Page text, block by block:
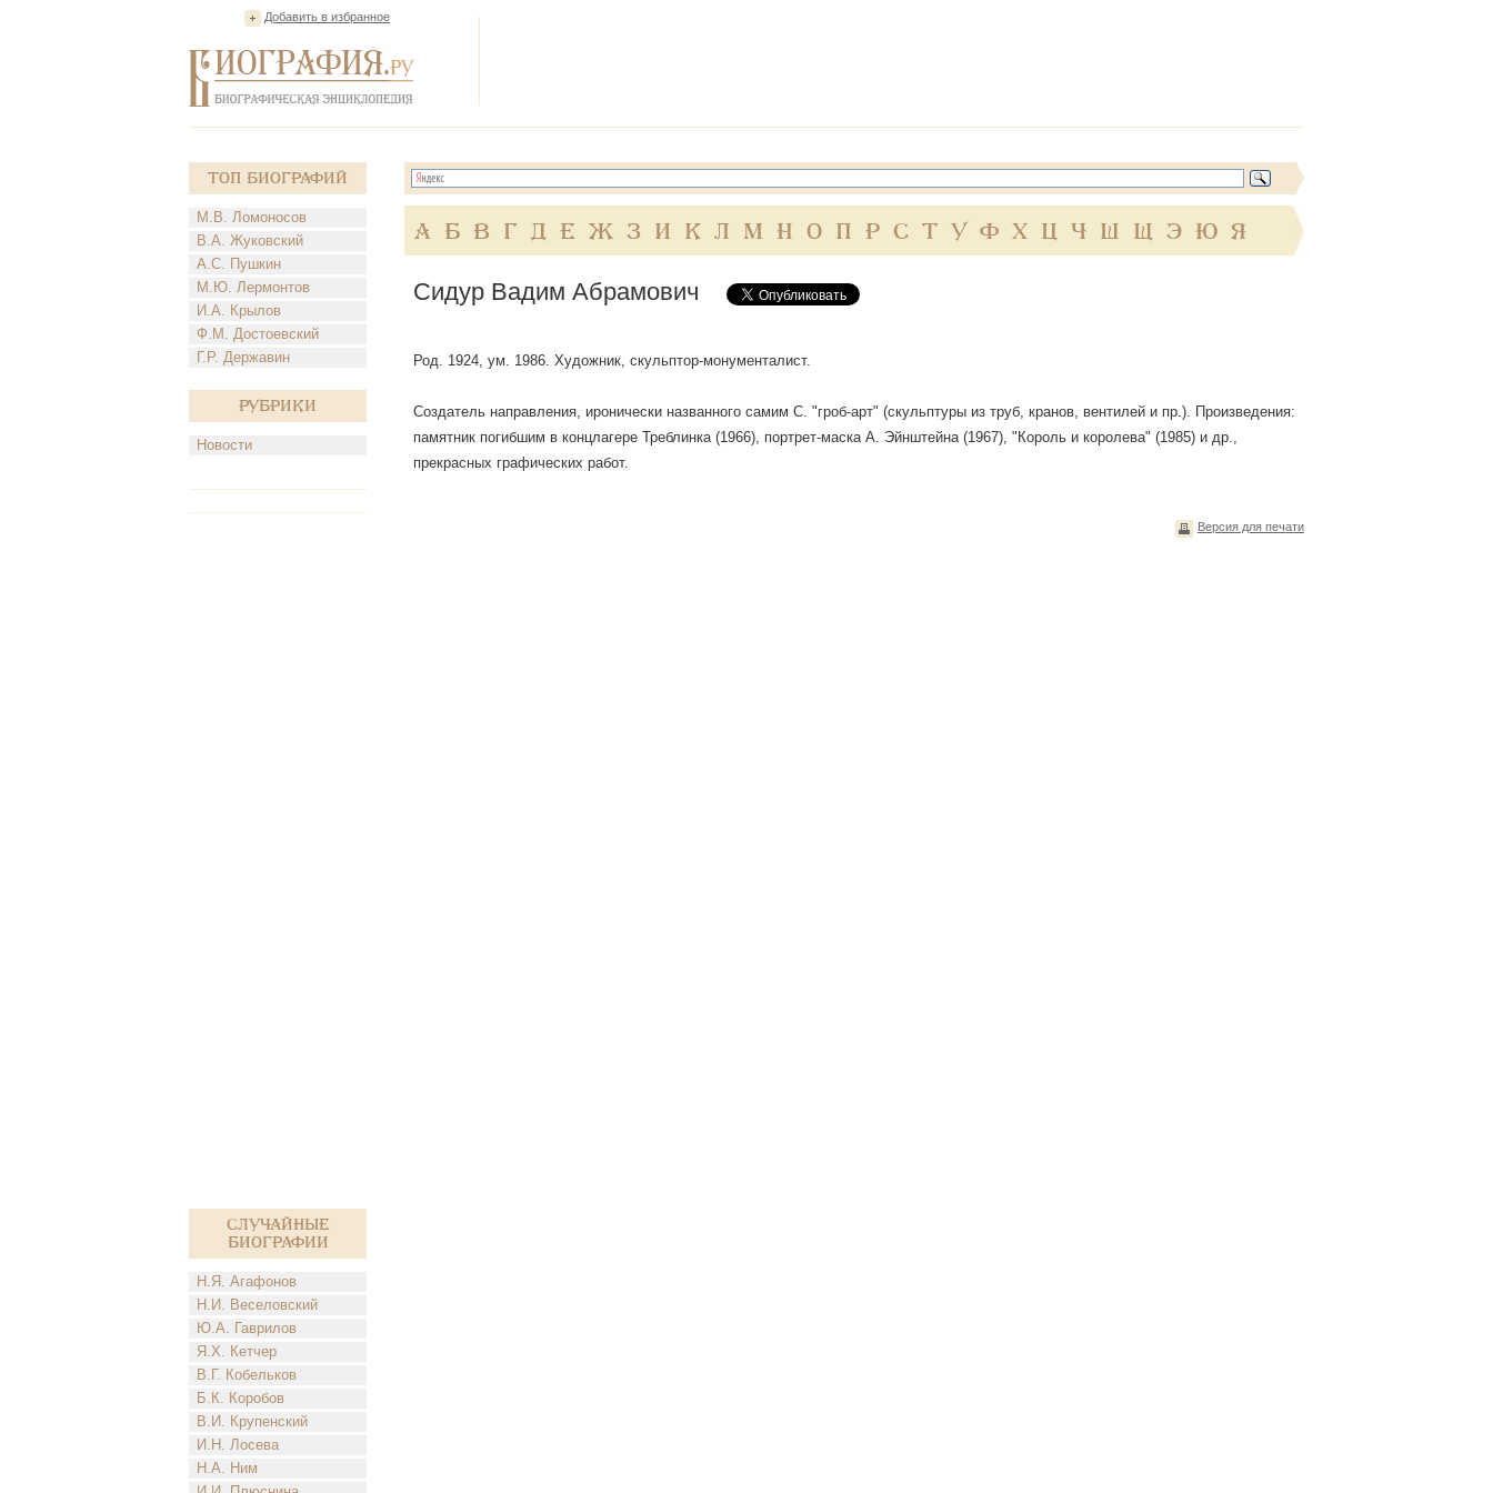
Добавить в избранное
Топ Биографий
М.В. Ломоносов
В.А. Жуковский
А.С. Пушкин
М.Ю. Лермонтов
И.А. Крылов
Ф.М. Достоевский
Г.Р. Державин
Рубрики
Новости
Случайные
биографии
Н.Я. Агафонов
Н.И. Веселовский
Ю.А. Гаврилов
Я.Х. Кетчер
В.Г. Кобельков
Б.К. Коробов
В.И. Крупенский
И.Н. Лосева
Н.А. Ним
А Б В Г Д Е Ж З И К Л М Н О П Р С Т У Ф Х Ц Ч Ш Щ Э Ю Я
Сидур Вадим Абрамович
Род. 1924, ум. 1986. Художник, скульптор-монументалист.
Создатель направления, иронически названного самим С. "гроб-арт" (скульптуры из труб, кранов, вентилей и пр.). Произведения:
памятник погибшим в концлагере Треблинка (1966), портрет-маска А. Эйнштейна (1967), "Король и королева" (1985) и др.,
прекрасных графических работ.
Версия для печати